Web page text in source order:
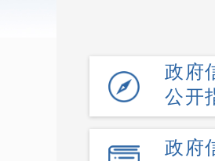
政府信息
公开
政府